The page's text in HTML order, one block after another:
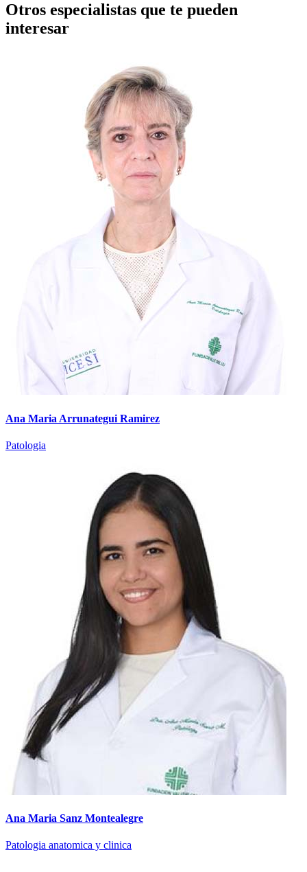
Otros especialistas que te pueden
interesar
Ana Maria Arrunategui Ramirez
Patologia
Ana Maria Sanz Montealegre
Patologia anatomica y clinica